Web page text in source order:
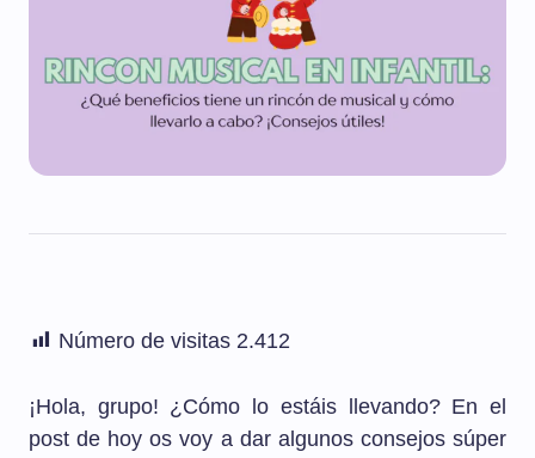
Número de visitas 2.412
¡Hola, grupo! ¿Cómo lo estáis llevando? En el
post de hoy os voy a dar algunos consejos súper